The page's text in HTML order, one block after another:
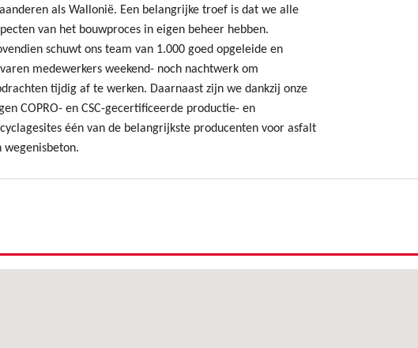
als Wallonië. Een belangrijke troef is dat we alle
van het bouwproces in eigen beheer hebben.
schuwt ons team van 1.000 goed opgeleide en
medewerkers weekend- noch nachtwerk om
tijdig af te werken. Daarnaast zijn we dankzij onze
COPRO- en CSC-gecertificeerde productie- en
één van de belangrijkste producenten voor asfalt
wegenisbeton.